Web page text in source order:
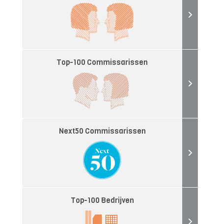
Top-100 Commissarissen
Next50 Commissarissen
Top-100 Bedrijven